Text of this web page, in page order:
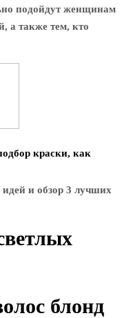
подойдут женщинам
а также тем, кто
краски, как
блонд